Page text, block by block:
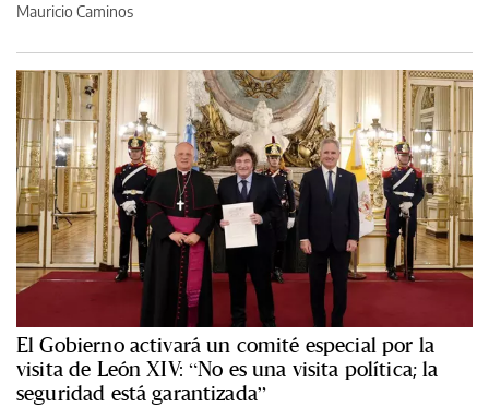
Mauricio Caminos
El Gobierno activará un comité especial por la
visita de León XIV: “No es una visita política; la
seguridad está garantizada”